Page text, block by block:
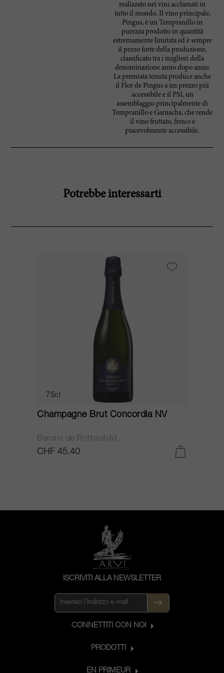
realizzato nei vini acclamati in
tutto il mondo. Il vino principale,
Pingus, è un Tempranillo in
purezza prodotto in quantità
estremamente limitata ed è sempre
il pezzo forte della produzione,
classificato tra i migliori della
denominazione anno dopo anno.
La premiata tenuta produce anche
il Flor de Pingus a un prezzo più
accessibile e il PSI, un
assemblaggio principalmente di
Tempranillo e Garnacha, che rende
il vino fruttato, fresco e
piacevolmente accessibile.
Potrebbe interessarti
75cl
Champagne Brut Concordia NV
Barons de Rothschild
CHF 45.40
ISCRIVITI ALLA NEWSLETTER
CONNETTITI CON NOI
PRODOTTI
EN PRIMEUR